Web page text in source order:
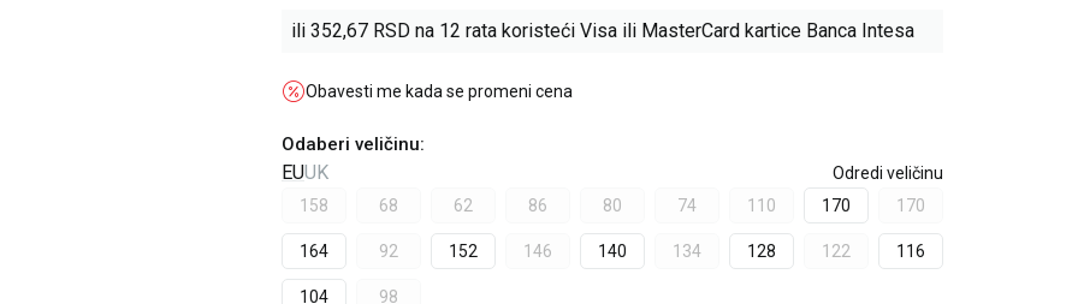
ili 352,67 RSD na 12 rata koristeći Visa ili MasterCard kartice Banca Intesa
Obavesti me kada se promeni cena
Odaberi veličinu:
EUUK
Odredi veličinu
158
68 62 86 80 74 110 170 170
164 92 152 146 140 134 128 122 116
104 98